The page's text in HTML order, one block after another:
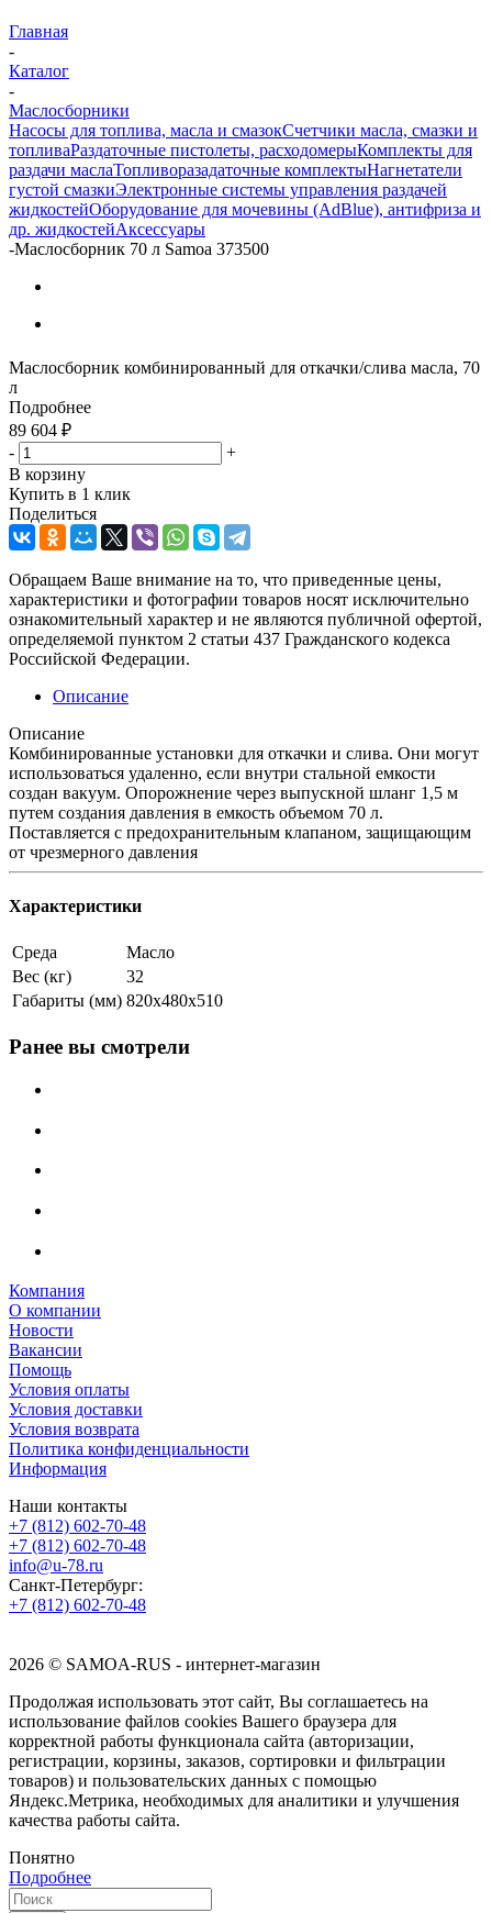
Главная
-
Каталог
-
Маслосборники
Насосы для топлива, масла и смазокСчетчики масла, смазки и
топливаРаздаточные пистолеты, расходомерыКомплекты для
раздачи маслаТопливоразадаточные комплектыНагнетатели
густой смазкиЭлектронные системы управления раздачей
жидкостейОборудование для мочевины (AdBlue), антифриза и
др. жидкостейАксессуары
-Маслосборник 70 л Samoa 373500
Маслосборник комбинированный для откачки/слива масла, 70
л
Подробнее
89 604 ₽
-
+
В корзину
Купить в 1 клик
Поделиться
Обращаем Ваше внимание на то, что приведенные цены,
характеристики и фотографии товаров носят исключительно
ознакомительный характер и не являются публичной офертой,
определяемой пунктом 2 статьи 437 Гражданского кодекса
Российской Федерации.
Описание
Описание
Комбинированные установки для откачки и слива. Они могут
использоваться удаленно, если внутри стальной емкости
создан вакуум. Опорожнение через выпускной шланг 1,5 м
путем создания давления в емкость объемом 70 л.
Поставляется с предохранительным клапаном, защищающим
от чрезмерного давления
Характеристики
Среда
Масло
Вес (кг)
32
Габариты (мм) 820x480x510
Ранее вы смотрели
Компания
О компании
Новости
Вакансии
Помощь
Условия оплаты
Условия доставки
Условия возврата
Политика конфиденциальности
Информация
Наши контакты
+7 (812) 602-70-48
+7 (812) 602-70-48
info@u-78.ru
Санкт-Петербург:
+7 (812) 602-70-48
2026 © SAMOA-RUS - интернет-магазин
Продолжая использовать этот сайт, Вы соглашаетесь на
использование файлов cookies Вашего браузера для
корректной работы функционала сайта (авторизации,
регистрации, корзины, заказов, сортировки и фильтрации
товаров) и пользовательских данных с помощью
Яндекс.Метрика, необходимых для аналитики и улучшения
качества работы сайта.
Понятно
Подробнее